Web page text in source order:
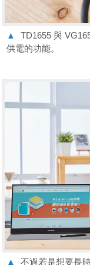
▲
TD1655 與
供電的功能。
▲
不過若是想要長